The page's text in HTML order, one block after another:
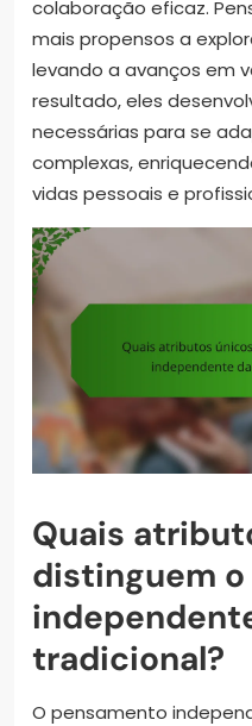
colaboração eficaz.
mais propensos a
levando a avanços em
resultado, eles
necessárias para se
complexas,
vidas pessoais e
Quais
distinguem
tradicional?
O pensamento